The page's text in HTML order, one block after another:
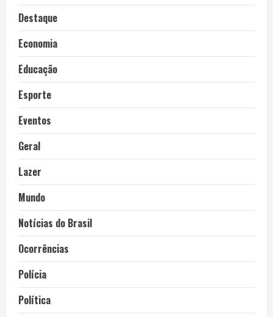
Destaque
Economia
Educação
Esporte
Eventos
Geral
Lazer
Mundo
Notícias do Brasil
Ocorrências
Polícia
Política